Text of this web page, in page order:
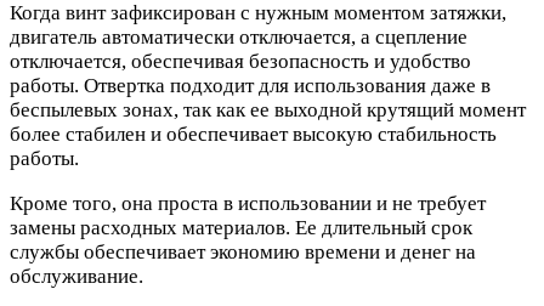
Когда винт зафиксирован с нужным моментом затяжки,
двигатель автоматически отключается, а сцепление
отключается, обеспечивая безопасность и удобство
работы. Отвертка подходит для использования даже в
беспылевых зонах, так как ее выходной крутящий момент
более стабилен и обеспечивает высокую стабильность
работы.
Кроме того, она проста в использовании и не требует
замены расходных материалов. Ее длительный срок
службы обеспечивает экономию времени и денег на
обслуживание.